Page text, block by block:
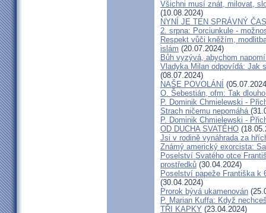
Všichni musí znát, milovat,
(10.08.2024)
NYNÍ JE TEN SPRÁVNÝ ČAS
2. srpna: Porciunkule -
Respekt vůči kněžím,
islám (20.07.2024)
Bůh vyzývá, abychom
Vladyka Milan odpovídá: Jak
(08.07.2024)
NAŠE POVOLÁNÍ
O. Šebestián, ofm: Tak
P. Dominik Chmielewski -
Strach ničemu nepomáhá
P. Dominik Chmielewski -
OD DUCHA SVATÉHO
Jsi v rodině vynáhrada za
Známý americký exorcista:
Poselství Svatého otce
prostředků (30.04.2024)
Poselství papeže Františka k
(30.04.2024)
Prorok bývá ukamenován
P. Marian Kuffa: Když
TŘI KAPKY (23.04.2024)